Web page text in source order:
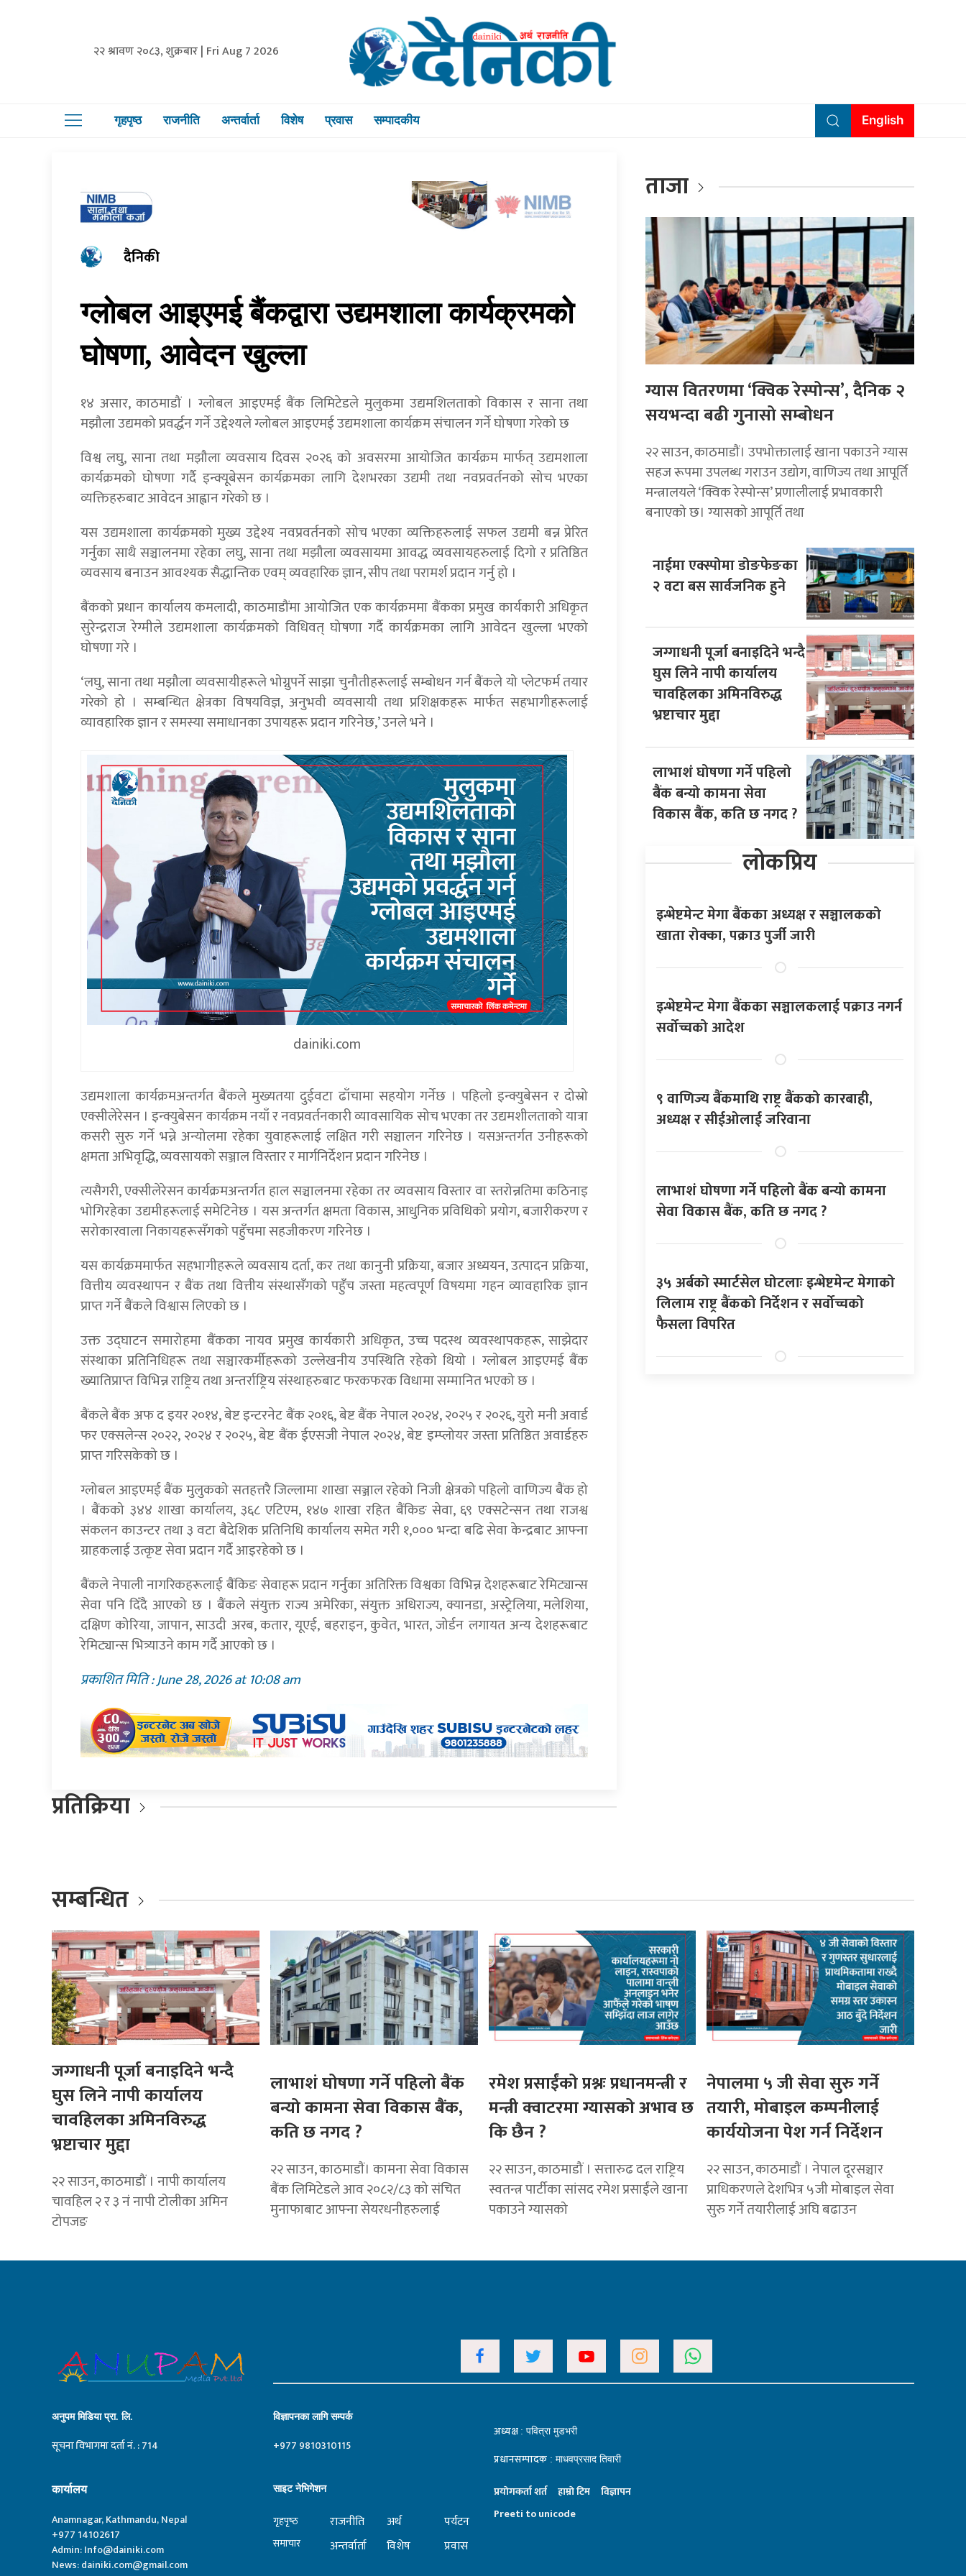
२२ श्रावण २०८३, शुक्रबार | Fri Aug 7 2026
गृहपृष्ठ राजनीति अन्तर्वार्ता विशेष प्रवास सम्पादकीय English
दैनिकी
ग्लोबल आइएमई बैंकद्वारा उद्यमशाला कार्यक्रमको
घोषणा, आवेदन खुल्ला
१४ असार, काठमाडौं । ग्लोबल आइएमई बैंक लिमिटेडले मुलुकमा उद्यमशिलताको विकास र साना तथा
मझौला उद्यमको प्रवर्द्धन गर्ने उद्देश्यले ग्लोबल आइएमई उद्यमशाला कार्यक्रम संचालन गर्ने घोषणा गरेको छ
विश्व लघु, साना तथा मझौला व्यवसाय दिवस २०२६ को अवसरमा आयोजित कार्यक्रम मार्फत् उद्यमशाला
कार्यक्रमको घोषणा गर्दै इन्क्यूबेसन कार्यक्रमका लागि देशभरका उद्यमी तथा नवप्रवर्तनको सोच भएका
व्यक्तिहरुबाट आवेदन आह्वान गरेको छ ।
यस उद्यमशाला कार्यक्रमको मुख्य उद्देश्य नवप्रवर्तनको सोच भएका व्यक्तिहरुलाई सफल उद्यमी बन्न प्रेरित
गर्नुका साथै सञ्चालनमा रहेका लघु, साना तथा मझौला व्यवसायमा आवद्ध व्यवसायहरुलाई दिगो र प्रतिष्ठित
व्यवसाय बनाउन आवश्यक सैद्धान्तिक एवम् व्यवहारिक ज्ञान, सीप तथा परामर्श प्रदान गर्नु हो ।
बैंकको प्रधान कार्यालय कमलादी, काठमाडौंमा आयोजित एक कार्यक्रममा बैंकका प्रमुख कार्यकारी अधिकृत
सुरेन्द्रराज रेग्मीले उद्यमशाला कार्यक्रमको विधिवत् घोषणा गर्दै कार्यक्रमका लागि आवेदन खुल्ला भएको
घोषणा गरे ।
‘लघु, साना तथा मझौला व्यवसायीहरूले भोग्नुपर्ने साझा चुनौतीहरूलाई सम्बोधन गर्न बैंकले यो प्लेटफर्म तयार
गरेको हो । सम्बन्धित क्षेत्रका विषयविज्ञ, अनुभवी व्यवसायी तथा प्रशिक्षकहरू मार्फत सहभागीहरूलाई
व्यावहारिक ज्ञान र समस्या समाधानका उपायहरू प्रदान गरिनेछ,’ उनले भने ।
dainiki.com
उद्यमशाला कार्यक्रमअन्तर्गत बैंकले मुख्यतया दुईवटा ढाँचामा सहयोग गर्नेछ । पहिलो इन्क्युबेसन र दोस्रो
एक्सीलेरेसन । इन्क्युबेसन कार्यक्रम नयाँ र नवप्रवर्तनकारी व्यावसायिक सोच भएका तर उद्यमशीलताको यात्रा
कसरी सुरु गर्ने भन्ने अन्योलमा रहेका युवाहरूलाई लक्षित गरी सञ्चालन गरिनेछ । यसअन्तर्गत उनीहरूको
क्षमता अभिवृद्धि, व्यवसायको सञ्जाल विस्तार र मार्गनिर्देशन प्रदान गरिनेछ ।
त्यसैगरी, एक्सीलेरेसन कार्यक्रमअन्तर्गत हाल सञ्चालनमा रहेका तर व्यवसाय विस्तार वा स्तरोन्नतिमा कठिनाइ
भोगिरहेका उद्यमीहरूलाई समेटिनेछ । यस अन्तर्गत क्षमता विकास, आधुनिक प्रविधिको प्रयोग, बजारीकरण र
सरोकारवाला निकायहरूसँगको पहुँचमा सहजीकरण गरिनेछ ।
यस कार्यक्रममार्फत सहभागीहरूले व्यवसाय दर्ता, कर तथा कानुनी प्रक्रिया, बजार अध्ययन, उत्पादन प्रक्रिया,
वित्तीय व्यवस्थापन र बैंक तथा वित्तीय संस्थासँगको पहुँच जस्ता महत्वपूर्ण विषयमा गहन व्यावहारिक ज्ञान
प्राप्त गर्ने बैंकले विश्वास लिएको छ ।
उक्त उद्घाटन समारोहमा बैंकका नायव प्रमुख कार्यकारी अधिकृत, उच्च पदस्थ व्यवस्थापकहरू, साझेदार
संस्थाका प्रतिनिधिहरू तथा सञ्चारकर्मीहरूको उल्लेखनीय उपस्थिति रहेको थियो । ग्लोबल आइएमई बैंक
ख्यातिप्राप्त विभिन्न राष्ट्रिय तथा अन्तर्राष्ट्रिय संस्थाहरुबाट फरकफरक विधामा सम्मानित भएको छ ।
बैंकले बैंक अफ द इयर २०१४, बेष्ट इन्टरनेट बैंक २०१६, बेष्ट बैंक नेपाल २०२४, २०२५ र २०२६, युरो मनी अवार्ड
फर एक्सलेन्स २०२२, २०२४ र २०२५, बेष्ट बैंक ईएसजी नेपाल २०२४, बेष्ट इम्प्लोयर जस्ता प्रतिष्ठित अवार्डहरु
प्राप्त गरिसकेको छ ।
ग्लोबल आइएमई बैंक मुलुकको सतहत्तरै जिल्लामा शाखा सञ्जाल रहेको निजी क्षेत्रको पहिलो वाणिज्य बैंक हो
। बैंकको ३४४ शाखा कार्यालय, ३६८ एटिएम, १४७ शाखा रहित बैंकिङ सेवा, ६९ एक्सटेन्सन तथा राजश्व
संकलन काउन्टर तथा ३ वटा बैदेशिक प्रतिनिधि कार्यालय समेत गरी १,००० भन्दा बढि सेवा केन्द्रबाट आफ्ना
ग्राहकलाई उत्कृष्ट सेवा प्रदान गर्दै आइरहेको छ ।
बैंकले नेपाली नागरिकहरूलाई बैंकिङ सेवाहरू प्रदान गर्नुका अतिरिक्त विश्वका विभिन्न देशहरूबाट रेमिट्यान्स
सेवा पनि दिँदै आएको छ । बैंकले संयुक्त राज्य अमेरिका, संयुक्त अधिराज्य, क्यानडा, अस्ट्रेलिया, मलेशिया,
दक्षिण कोरिया, जापान, साउदी अरब, कतार, यूएई, बहराइन, कुवेत, भारत, जोर्डन लगायत अन्य देशहरूबाट
रेमिट्यान्स भित्र्याउने काम गर्दै आएको छ ।
प्रकाशित मिति : June 28, 2026 at 10:08 am
प्रतिक्रिया
ताजा
ग्यास वितरणमा ‘क्विक रेस्पोन्स’, दैनिक २
सयभन्दा बढी गुनासो सम्बोधन
२२ साउन, काठमाडाैं। उपभोक्तालाई खाना पकाउने ग्यास
सहज रूपमा उपलब्ध गराउन उद्योग, वाणिज्य तथा आपूर्ति
मन्त्रालयले ‘क्विक रेस्पोन्स’ प्रणालीलाई प्रभावकारी
बनाएको छ। ग्यासको आपूर्ति तथा
नाईमा एक्स्पोमा डोङफेङका
२ वटा बस सार्वजनिक हुने
जग्गाधनी पूर्जा बनाइदिने भन्दै
घुस लिने नापी कार्यालय
चावहिलका अमिनविरुद्ध
भ्रष्टाचार मुद्दा
लाभाशं घोषणा गर्ने पहिलो
बैंक बन्यो कामना सेवा
विकास बैंक, कति छ नगद ?
लोकप्रिय
इन्भेष्टमेन्ट मेगा बैंकका अध्यक्ष र सञ्चालकको
खाता रोक्का, पक्राउ पुर्जी जारी
इन्भेष्टमेन्ट मेगा बैंकका सञ्चालकलाई पक्राउ नगर्न
सर्वोच्चको आदेश
९ वाणिज्य बैंकमाथि राष्ट्र बैंकको कारबाही,
अध्यक्ष र सीईओलाई जरिवाना
लाभाशं घोषणा गर्ने पहिलो बैंक बन्यो कामना
सेवा विकास बैंक, कति छ नगद ?
३५ अर्बको स्मार्टसेल घोटलाः इन्भेष्टमेन्ट मेगाको
लिलाम राष्ट्र बैंकको निर्देशन र सर्वोच्चको
फैसला विपरित
सम्बन्धित
जग्गाधनी पूर्जा बनाइदिने भन्दै
घुस लिने नापी कार्यालय
चावहिलका अमिनविरुद्ध
भ्रष्टाचार मुद्दा
२२ साउन, काठमाडौं । नापी कार्यालय
चावहिल २ र ३ नं नापी टोलीका अमिन
टोपजङ
लाभाशं घोषणा गर्ने पहिलो बैंक
बन्यो कामना सेवा विकास बैंक,
कति छ नगद ?
२२ साउन, काठमाडाैं। कामना सेवा विकास
बैंक लिमिटेडले आव २०८२/८३ को संचित
मुनाफाबाट आफ्ना सेयरधनीहरुलाई
रमेश प्रसाईंको प्रश्नः प्रधानमन्त्री र
मन्त्री क्वाटरमा ग्यासको अभाव छ
कि छैन ?
२२ साउन, काठमाडौं । सत्तारुढ दल राष्ट्रिय
स्वतन्त्र पार्टीका सांसद रमेश प्रसाईंले खाना
पकाउने ग्यासको
नेपालमा ५ जी सेवा सुरु गर्ने
तयारी, मोबाइल कम्पनीलाई
कार्ययोजना पेश गर्न निर्देशन
२२ साउन, काठमाडाैं । नेपाल दूरसञ्चार
प्राधिकरणले देशभित्र ५जी मोबाइल सेवा
सुरु गर्ने तयारीलाई अघि बढाउन
अनुपम मिडिया प्रा. लि.
सूचना विभागमा दर्ता नं. : 714
कार्यालय
Anamnagar, Kathmandu, Nepal
+977 14102617
Admin:Info@dainiki.com
News:dainiki.com@gmail.com
विज्ञापनका लागि सम्पर्क
+977 9810310115
साइट नेभिगेशन
गृहपृष्‍ठ
समाचार
राजनीति
अन्तर्वार्ता
अर्थ
विशेष
पर्यटन
प्रवास
अध्यक्ष : पवित्रा मुडभरी
प्रधानसम्पादक : माधवप्रसाद तिवारी
प्रयाेगकर्ता शर्त हाम्राे टिम
विज्ञापन
Preeti to unicode